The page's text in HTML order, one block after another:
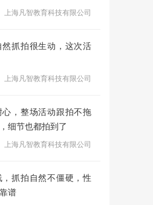
上海凡智教育科技有限公司
抓拍很生动，这次活
上海凡智教育科技有限公司
，整场活动跟拍不拖
细节也都拍到了
上海凡智教育科技有限公司
抓拍自然不僵硬，性
谱